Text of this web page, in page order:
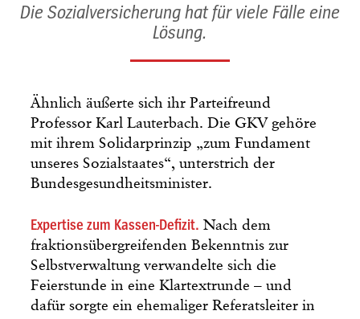
Die Sozialversicherung hat für viele Fälle eine
Lösung.
Ähnlich äußerte sich ihr Parteifreund
Professor Karl Lauterbach. Die GKV gehöre
mit ihrem Solidarprinzip „zum Fundament
unseres Sozialstaates“, unterstrich der
Bundesgesundheitsminister.
Expertise zum Kassen-Defizit. Nach dem
fraktionsübergreifenden Bekenntnis zur
Selbstverwaltung verwandelte sich die
Feierstunde in eine Klartextrunde – und
dafür sorgte ein ehemaliger Referatsleiter in